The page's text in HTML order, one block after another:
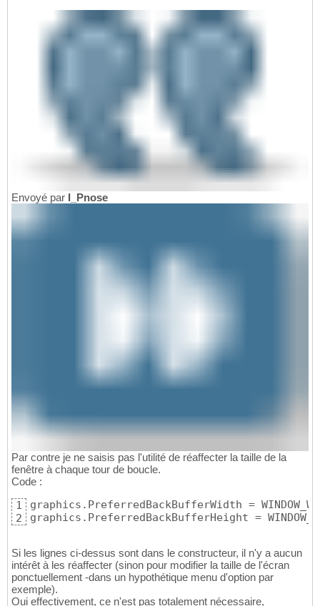
Envoyé par I_Pnose
Par contre je ne saisis pas l'utilité de réaffecter la taille de la
fenêtre à chaque tour de boucle.
Code :
1
2
graphics.PreferredBackBufferWidth =
graphics.PreferredBackBufferHeight =
Si les lignes ci-dessus sont dans le constructeur, il n'y a aucun
intérêt à les réaffecter (sinon pour modifier la taille de l'écran
ponctuellement -dans un hypothétique menu d'option par
exemple).
Oui effectivement, ce n'est pas totalement nécessaire,